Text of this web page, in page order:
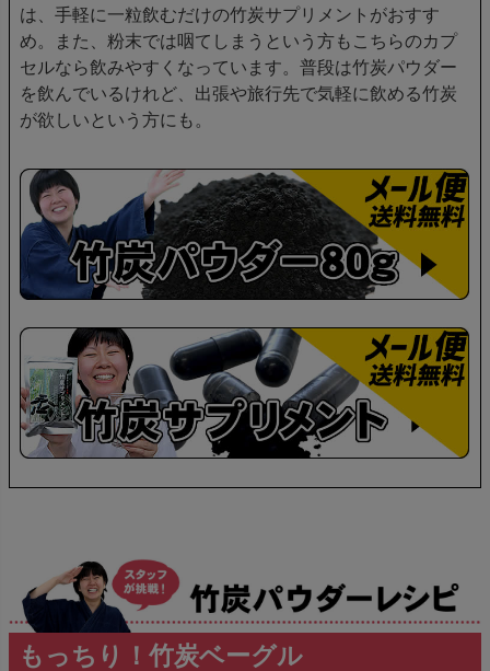
は、手軽に一粒飲むだけの竹炭サプリメントがおすす
め。また、粉末では咽てしまうという方もこちらのカプ
セルなら飲みやすくなっています。普段は竹炭パウダー
を飲んでいるけれど、出張や旅行先で気軽に飲める竹炭
が欲しいという方にも。
もっちり！竹炭ベーグル